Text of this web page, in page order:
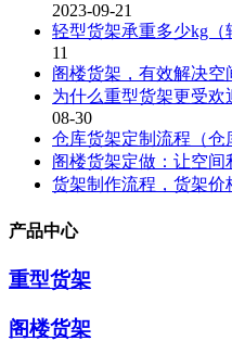
2023-09-21
轻型货架承重多少kg（
11
阁楼货架，有效解决空
为什么重型货架更受欢
08-30
仓库货架定制流程（仓
阁楼货架定做：让空间
货架制作流程，货架价
产品中心
重型货架
阁楼货架